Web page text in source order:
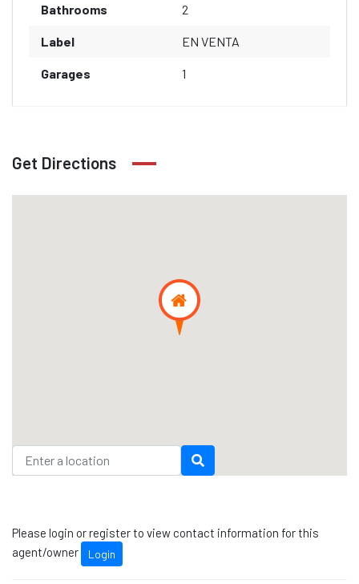
Bathrooms 2
Label EN VENTA
Garages 1
Get Directions
Please login or register to view contact information for this
agent/owner
Login